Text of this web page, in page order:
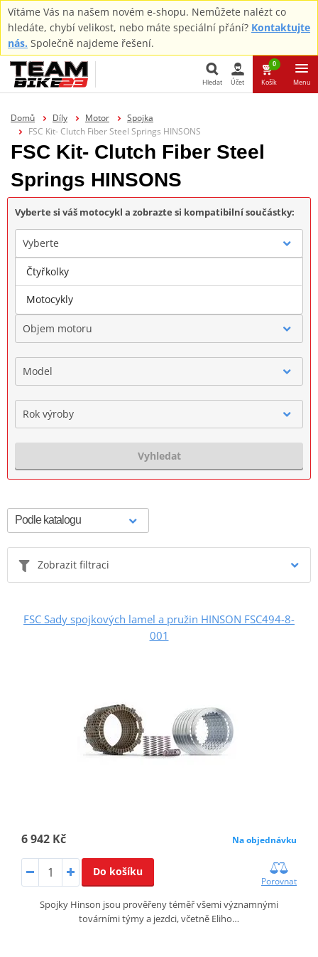
Vítáme Vás na našem novém e-shopu. Nemůžete nalézt co
hledáte, chybí velikost, nebo máte speciální přání? Kontaktujte
nás. Společně najdeme řešení.
Hledat Účet
0
Košík Menu
Domů Díly Motor
Spojka
FSC Kit- Clutch Fiber Steel Springs HINSONS
FSC Kit- Clutch Fiber Steel
Springs HINSONS
Vyberte si váš motocykl a zobrazte si kompatibilní součástky:
Vyberte
Značka
Objem motoru
Model
Rok výroby
Vyhledat
Zobrazit filtraci
FSC Sady spojkových lamel a pružin HINSON FSC494-8-
001
6 942 Kč Na objednávku
Do košíku
Porovnat
Spojky Hinson jsou prověřeny téměř všemi významnými
továrními týmy a jezdci, včetně Eliho…
Čtyřkolky
Motocykly